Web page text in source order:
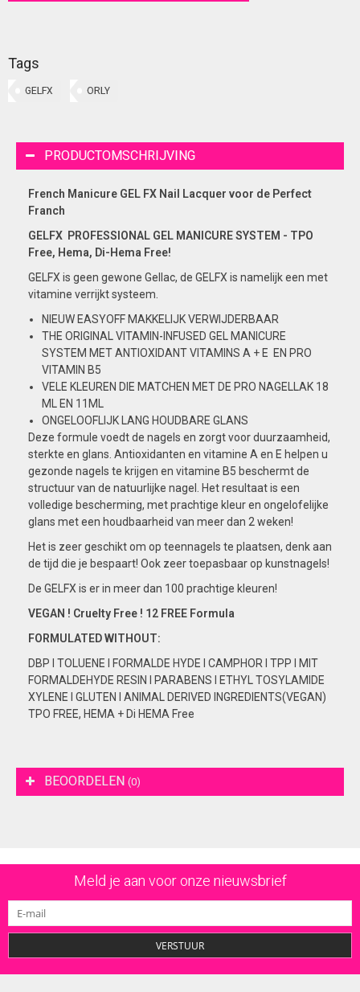
Tags
GELFX ORLY
PRODUCTOMSCHRIJVING
French Manicure GEL FX Nail Lacquer voor de Perfect
Franch
GELFX PROFESSIONAL GEL MANICURESYSTEM - TPO
Free, Hema, Di-Hema Free!
GELFX is geen gewone Gellac, de GELFX is namelijk een met
vitamine verrijkt systeem.
NIEUW EASYOFF MAKKELIJK VERWIJDERBAAR
THE ORIGINAL VITAMIN-INFUSED GEL MANICURE
SYSTEM MET ANTIOXIDANT VITAMINS A + E EN PRO
VITAMIN B5
VELE KLEUREN DIE MATCHEN MET DE PRO NAGELLAK 18
ML EN 11ML
ONGELOOFLIJK LANG HOUDBARE GLANS
Deze formule voedt de nagels en zorgt voor duurzaamheid,
sterkte en glans. Antioxidanten en vitamine A en E helpen u
gezonde nagels te krijgen en vitamine B5 beschermt de
structuur van de natuurlijke nagel. Het resultaat is een
volledige bescherming, met prachtige kleur en ongelofelijke
glans met een houdbaarheid van meer dan 2 weken!
Het is zeer geschikt om op teennagels te plaatsen, denk aan
de tijd die je bespaart! Ook zeer toepasbaar op kunstnagels!
De GELFX is er in meer dan 100 prachtige kleuren!
VEGAN ! Cruelty Free ! 12 FREE Formula
FORMULATEDWITHOUT:
DBP I TOLUENE I FORMALDE HYDE I CAMPHOR I TPP I MIT
FORMALDEHYDE RESIN I PARABENS I ETHYL TOSYLAMIDE
XYLENE I GLUTEN I ANIMAL DERIVED INGREDIENTS(VEGAN)
TPO FREE, HEMA + Di HEMA Free
BEOORDELEN (0)
Meld je aan voor onze nieuwsbrief
VERSTUUR